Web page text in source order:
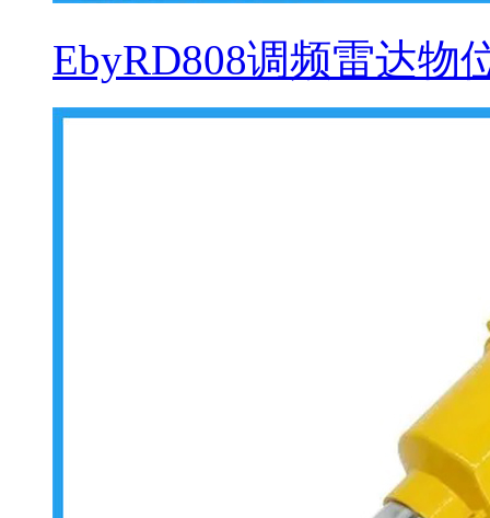
EbyRD808调频雷达物